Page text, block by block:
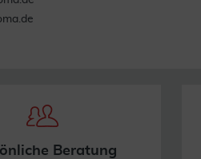
Beratung